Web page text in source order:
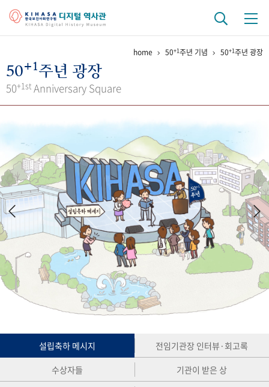
걸어온 길 기관 변천사
키워드로 보는 연구 역사
연구자들
간행물 변천사
기록물 아카이브
사진 아카이브 문서 기록물 행정박물 영상 기록물
50+1 주년 기념
성과 50선 숫자로 보는 50년 50
주년 광장
세계와 함께 한 KIHASA
VR 역사관
home 50+1주년 기념 50+1주년 광장
50+1주년 광장
50+1st Anniversary Square
설립축하 메시지
전임기관장 인터뷰·회고록
수상자들
기관이 받은 상